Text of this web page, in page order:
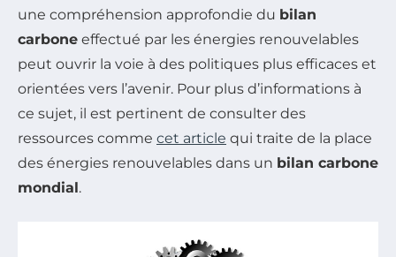
une compréhension approfondie du bilan
carbone effectué par les énergies renouvelables
peut ouvrir la voie à des politiques plus efficaces et
orientées vers l’avenir. Pour plus d’informations à
ce sujet, il est pertinent de consulter des
ressources comme cet article qui traite de la place
des énergies renouvelables dans un bilan carbone
mondial.